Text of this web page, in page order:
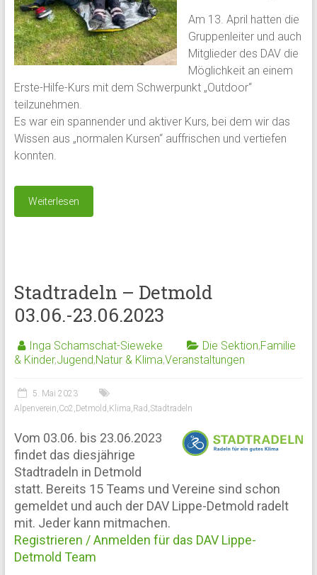
Am 13. April hatten die
Gruppenleiter und auch
Mitglieder des DAV die
Möglichkeit an einem
Erste-Hilfe-Kurs mit dem Schwerpunkt „Outdoor“
teilzunehmen.
Es war ein spannender und aktiver Kurs, bei dem wir das
Wissen aus „normalen Kursen“ auffrischen und vertiefen
konnten.
Weiterlesen
Stadtradeln – Detmold
03.06.-23.06.2023
Inga Schamschat-Sieweke Die Sektion,Familie
& Kinder,Jugend,Natur & Klima,Veranstaltungen
5. Mai 2023
Alpenverein Co2 Detmold Klima Rad Stadtradeln
Vom 03.06. bis 23.06.2023
findet das diesjährige
Stadtradeln in Detmold
statt. Bereits 15 Teams und Vereine sind schon
gemeldet und auch der DAV Lippe-Detmold radelt
mit. Jeder kann mitmachen.
Registrieren / Anmelden für das DAV Lippe-
Detmold Team